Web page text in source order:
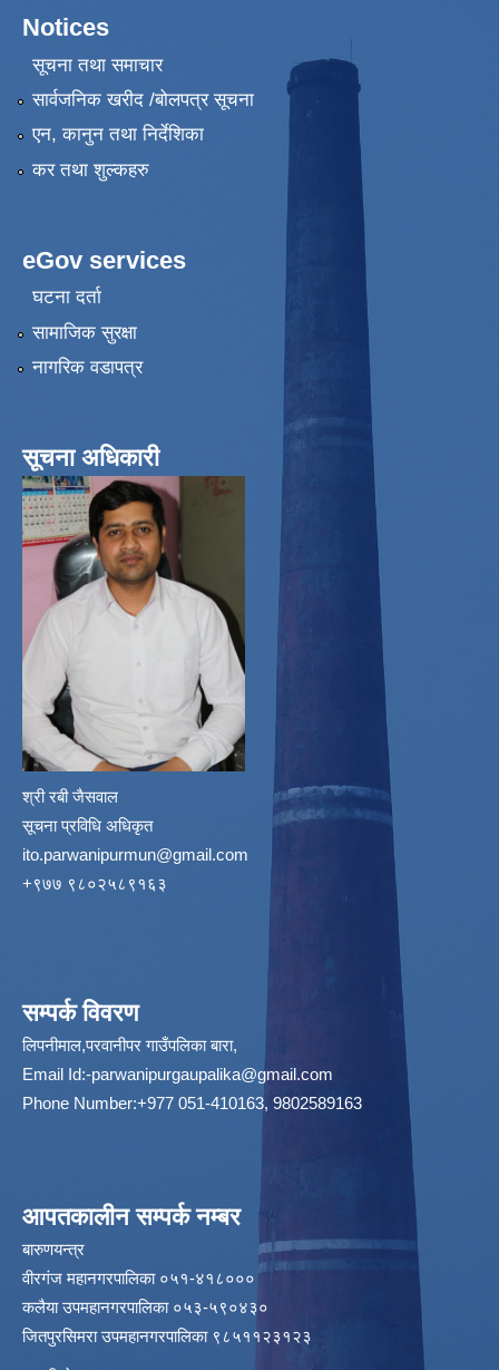
Notices
सूचना तथा समाचार
सार्वजनिक खरीद /बोलपत्र सूचना
एन, कानुन तथा निर्देशिका
कर तथा शुल्कहरु
eGov services
घटना दर्ता
सामाजिक सुरक्षा
नागरिक वडापत्र
सूचना अधिकारी
श्री रबी जैसवाल
सूचना प्रविधि अधिकृत
ito.parwanipurmun@gmail.com
‌+९७७ ९८०२५८९१६३
सम्पर्क विवरण
लिपनीमाल,परवानीपर गाउँपलिका बारा,
Email Id:-parwanipurgaupalika@gmail.com
Phone Number:+977 051-410163, 9802589163
आपतकालीन सम्पर्क नम्बर
बारुणयन्त्र
वीरगंज महानगरपालिका ०५१-४१८०००
कलैया उपमहानगरपालिका ०५३-५९०४३०
जितपुरसिमरा उपमहानगरपालिका ९८५११२३१२३